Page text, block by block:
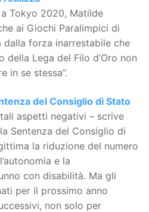
Tokyo 2020, Matilde
ai Giochi Paralimpici di
dalla forza inarrestabile che
della Lega del Filo d’Oro non
in se stessa”.
del Consiglio di Stato
aspetti negativi – scrive
Sentenza del Consiglio di
la riduzione del numero
e la
con disabilità. Ma gli
per il prossimo anno
non solo per